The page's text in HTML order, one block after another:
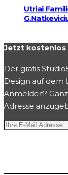
Utriai
Jetzt kostenlos
Der gratis
Design auf dem
Anmelden?
Adresse